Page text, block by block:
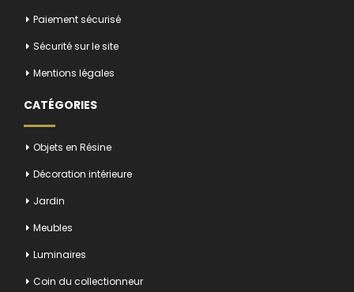
Paiement sécurisé
Sécurité sur le site
Mentions légales
CATÉGORIES
Objets en Résine
Décoration intérieure
Jardin
Meubles
Luminaires
Coin du collectionneur